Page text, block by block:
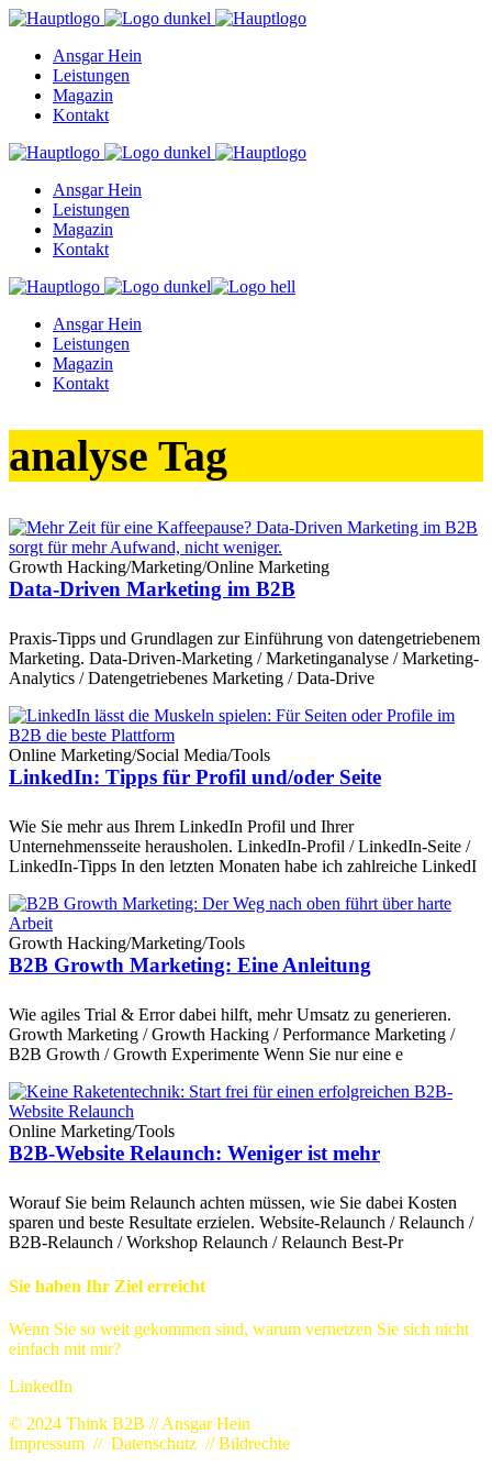
Ansgar Hein
Leistungen
Magazin
Kontakt
Ansgar Hein
Leistungen
Magazin
Kontakt
Ansgar Hein
Leistungen
Magazin
Kontakt
analyse Tag
Growth Hacking/Marketing/Online Marketing
Data-Driven Marketing im B2B
Praxis-Tipps und Grundlagen zur Einführung von datengetriebenem
Marketing. Data-Driven-Marketing / Marketinganalyse / Marketing-
Analytics / Datengetriebenes Marketing / Data-Drive
Online Marketing/Social Media/Tools
LinkedIn: Tipps für Profil und/oder Seite
Wie Sie mehr aus Ihrem LinkedIn Profil und Ihrer
Unternehmensseite herausholen. LinkedIn-Profil / LinkedIn-Seite /
LinkedIn-Tipps In den letzten Monaten habe ich zahlreiche LinkedI
Growth Hacking/Marketing/Tools
B2B Growth Marketing: Eine Anleitung
Wie agiles Trial & Error dabei hilft, mehr Umsatz zu generieren.
Growth Marketing / Growth Hacking / Performance Marketing /
B2B Growth / Growth Experimente Wenn Sie nur eine e
Online Marketing/Tools
B2B-Website Relaunch: Weniger ist mehr
Worauf Sie beim Relaunch achten müssen, wie Sie dabei Kosten
sparen und beste Resultate erzielen. Website-Relaunch / Relaunch /
B2B-Relaunch / Workshop Relaunch / Relaunch Best-Pr
Sie haben Ihr Ziel erreicht
Wenn Sie so weit gekommen sind, warum vernetzen Sie sich nicht
einfach mit mir?
LinkedIn
© 2024 Think B2B // Ansgar Hein
Impressum // Datenschutz //Bildrechte